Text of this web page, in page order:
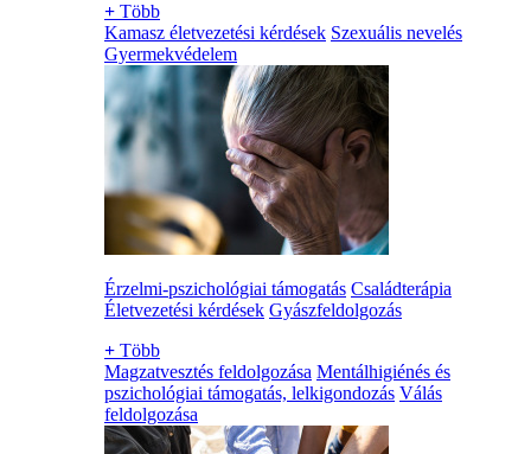
+ Több
Kamasz életvezetési kérdések Szexuális nevelés
Gyermekvédelem
Érzelmi-pszichológiai támogatás Családterápia
Életvezetési kérdések Gyászfeldolgozás
+ Több
Magzatvesztés feldolgozása Mentálhigiénés és
pszichológiai támogatás, lelkigondozás Válás
feldolgozása